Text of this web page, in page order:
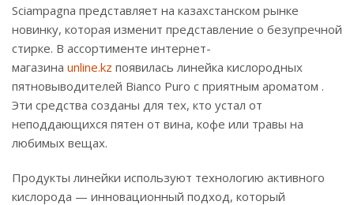
Sciampagna представляет на казахстанском рынке
новинку, которая изменит представление о безупречной
стирке. В ассортименте интернет-
магазина unline.kz появилась линейка кислородных
пятновыводителей Bianco Puro с приятным ароматом .
Эти средства созданы для тех, кто устал от
неподдающихся пятен от вина, кофе или травы на
любимых вещах.
Продукты линейки используют технологию активного
кислорода — инновационный подход, который